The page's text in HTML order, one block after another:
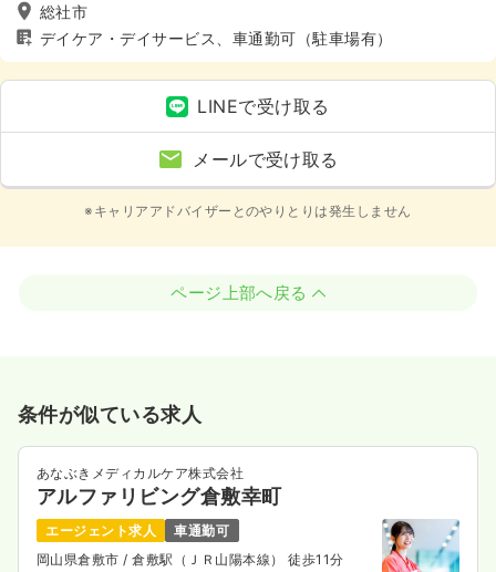
総社市
デイケア・デイサービス、車通勤可（駐車場有）
LINEで受け取る
メールで受け取る
※キャリアアドバイザーとのやりとりは発生しません
ページ上部へ戻る
条件が似ている求人
あなぶきメディカルケア株式会社
アルファリビング倉敷幸町
エージェント求人
車通勤可
岡山県倉敷市 / 倉敷駅（ＪＲ山陽本線） 徒歩11分